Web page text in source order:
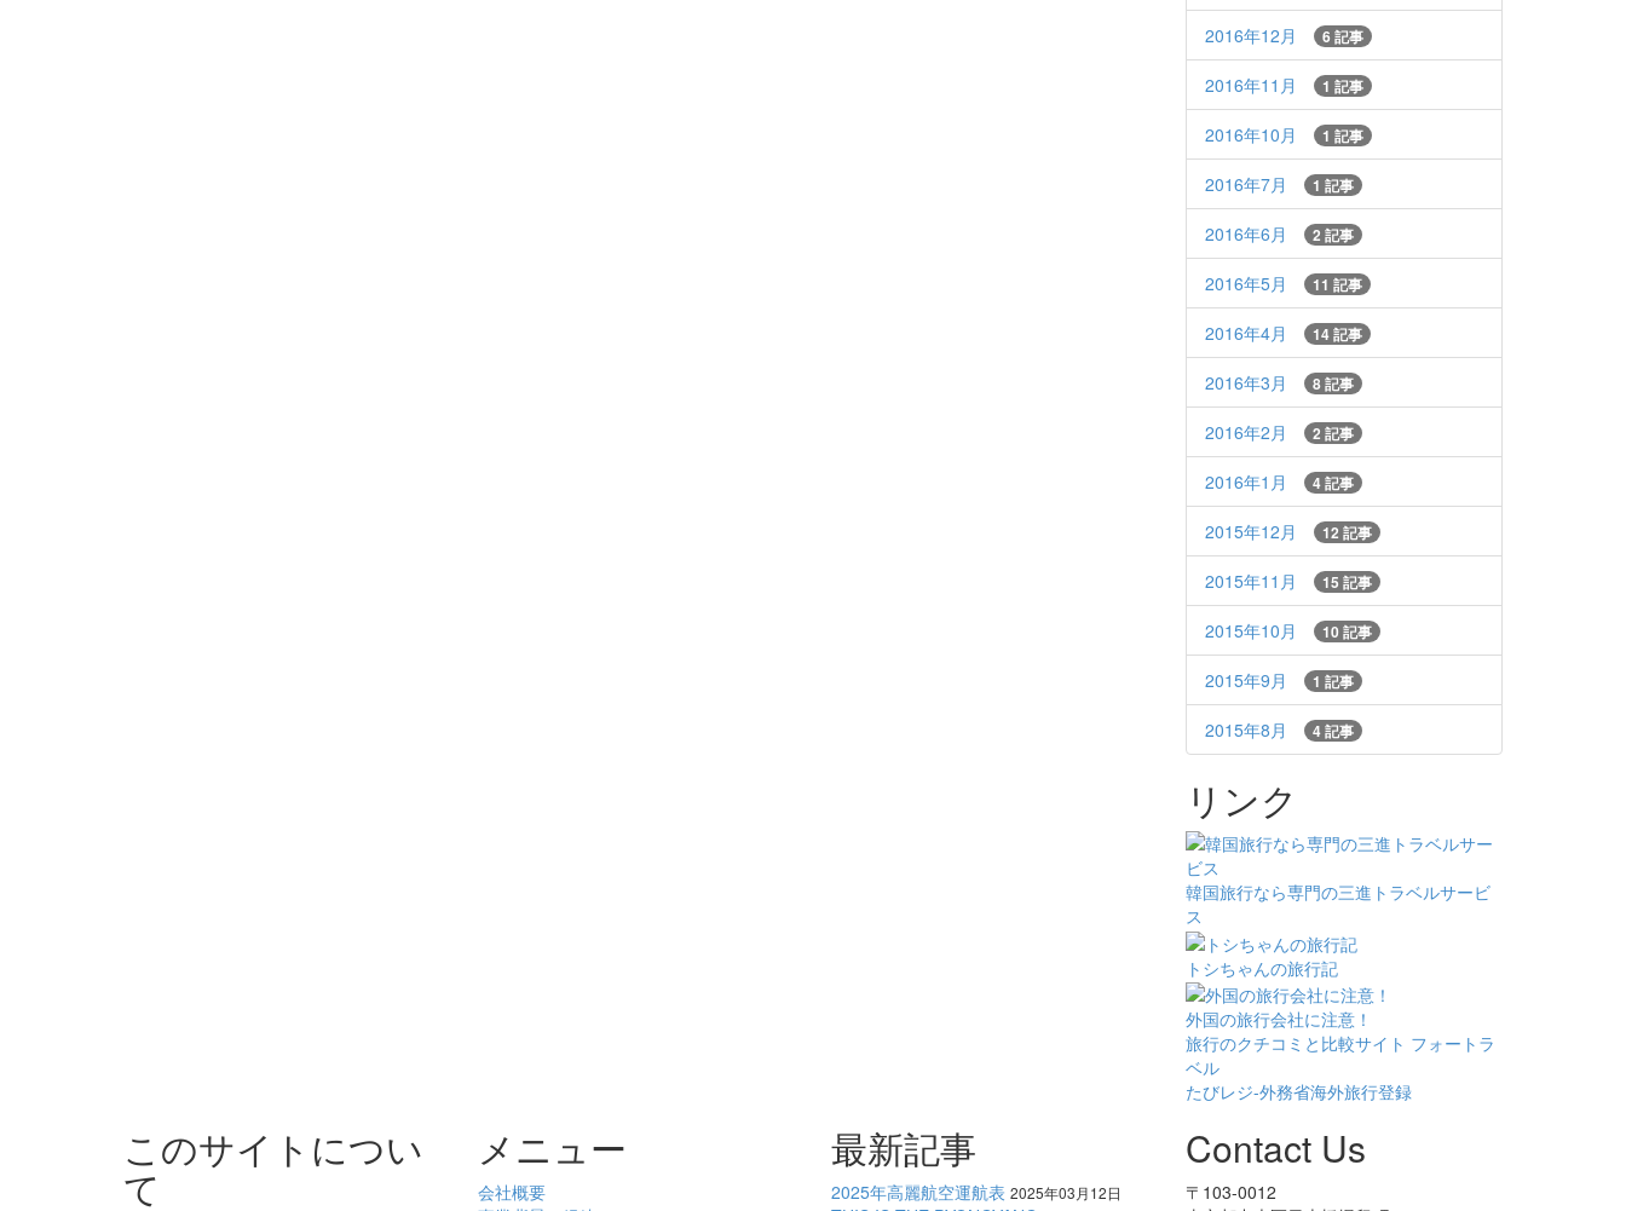
2016年12月 6 記事
2016年11月 1 記事
2016年10月 1 記事
2016年7月 1 記事
2016年6月 2 記事
2016年5月 11 記事
2016年4月 14 記事
2016年3月 8 記事
2016年2月 2 記事
2016年1月 4 記事
2015年12月 12 記事
2015年11月 15 記事
2015年10月 10 記事
2015年9月 1 記事
2015年8月 4 記事
リンク
韓国旅行なら専門の三進トラベルサービ
ス
トシちゃんの旅行記
外国の旅行会社に注意！
旅行のクチコミと比較サイト フォートラ
ベル
たびレジ-外務省海外旅行登録
このサイトについ
て
メニュー
会社概要
最新記事
2025年高麗航空運航表 2025年03月12日
Contact Us
〒103-0012